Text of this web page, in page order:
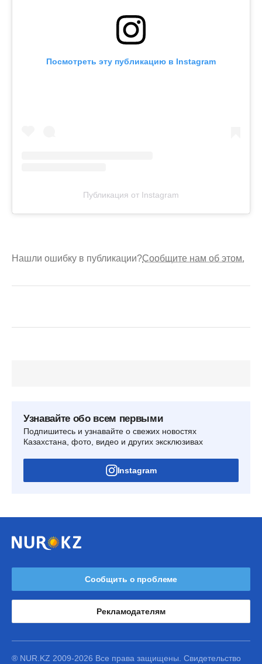
Посмотреть эту публикацию в Instagram
Публикация от Instagram
Нашли ошибку в публикации?Сообщите нам об этом.
Узнавайте обо всем первыми
Подпишитесь и узнавайте о свежих новостях
Казахстана, фото, видео и других эксклюзивах
Instagram
Сообщить о проблеме
Рекламодателям
® NUR.KZ 2009-2026 Все права защищены. Свидетельство